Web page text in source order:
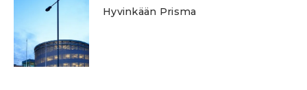
Hyvinkään Prisma